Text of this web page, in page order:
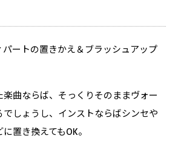
パートの置きかえ＆ブラッシュアップ
曲ならば、そっくりそのままヴォー
でしょうし、インストならばシンセや
置き換えてもOK。